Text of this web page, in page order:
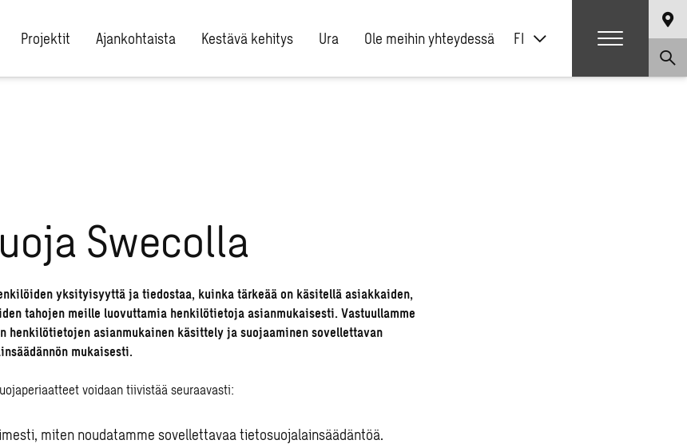
Projektit Ajankohtaista Kestävä kehitys Ura Ole meihin yhteydessä FI
Swecolla
yksityisyyttä ja tiedostaa, kuinka tärkeää on käsitellä asiakkaiden,
tahojen meille luovuttamia henkilötietoja asianmukaisesti. Vastuullamme
henkilötietojen asianmukainen käsittely ja suojaaminen sovellettavan
mukaisesti.
voidaan tiivistää seuraavasti:
miten noudatamme sovellettavaa tietosuojalainsäädäntöä.